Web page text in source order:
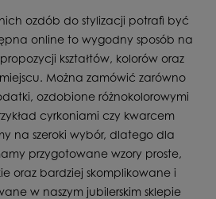
ozdób do stylizacji potrafi być
online to wygodny sposób na
kształtów, kolorów oraz
Można zamówić zarówno
ozdobione różnokolorowymi
cyrkoniami czy kwarcem
na szeroki wybór, dlatego dla
przygotowane wzory proste,
oraz bardziej skomplikowane i
w naszym jubilerskim sklepie